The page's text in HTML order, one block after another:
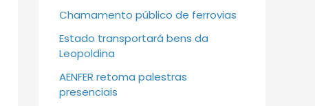
Chamamento público de ferrovias
Estado transportará bens da
Leopoldina
AENFER retoma palestras
presenciais